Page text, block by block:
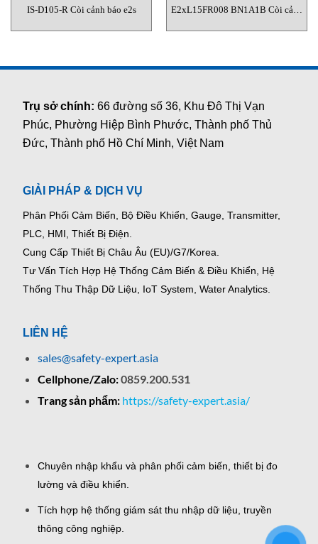
IS-D105-R Còi cảnh báo e2s
E2xL15FR008 BN1A1B Còi cảnh
Trụ sở chính:66 đường số 36, Khu Đô Thị Vạn
Phúc, Phường Hiệp Bình Phước, Thành phố Thủ
Đức, Thành phố Hồ Chí Minh, Việt Nam
GIẢI PHÁP & DỊCH VỤ
Phân Phối Cảm Biến, Bộ Điều Khiển, Gauge, Transmitter,
PLC, HMI, Thiết Bị Điện.
Cung Cấp Thiết Bị Châu Âu (EU)/G7/Korea.
Tư Vấn Tích Hợp Hệ Thống Cảm Biến & Điều Khiển, Hệ
Thống Thu Thập Dữ Liệu, IoT System, Water Analytics.
LIÊN HỆ
sales@safety-expert.asia
Cellphone/Zalo:0859.200.531
Trang sản phẩm: https://safety-expert.asia/
Chuyên nhập khẩu và phân phối cảm biến, thiết bị đo
lường và điều khiển.
Tích hợp hệ thống giám sát thu nhập dữ liệu, truyền
thông công nghiệp.